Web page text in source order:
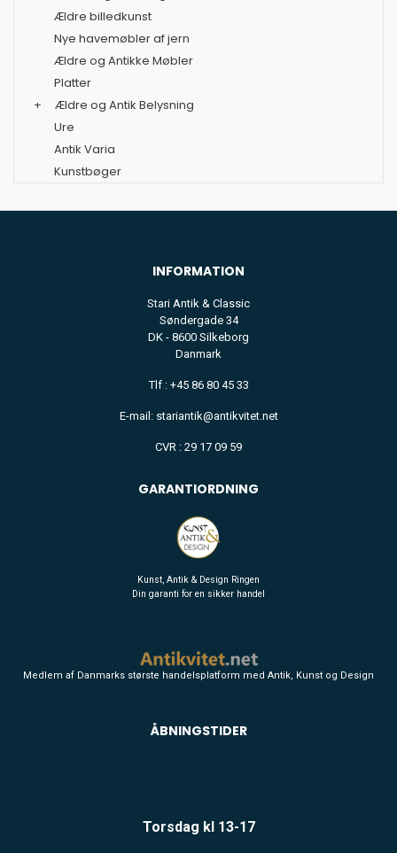
Ældre billedkunst
Nye havemøbler af jern
Ældre og Antikke Møbler
Platter
+
Ældre og Antik Belysning
Ure
Antik Varia
Kunstbøger
INFORMATION
Stari Antik & Classic
Søndergade 34
DK - 8600 Silkeborg
Danmark
Tlf : +45 86 80 45 33
E-mail: stariantik@antikvitet.net
CVR : 29 17 09 59
GARANTIORDNING
Kunst, Antik & Design Ringen
Din garanti for en sikker handel
Medlem af Danmarks største handelsplatform med Antik, Kunst og Design
ÅBNINGSTIDER
Torsdag kl 13-17